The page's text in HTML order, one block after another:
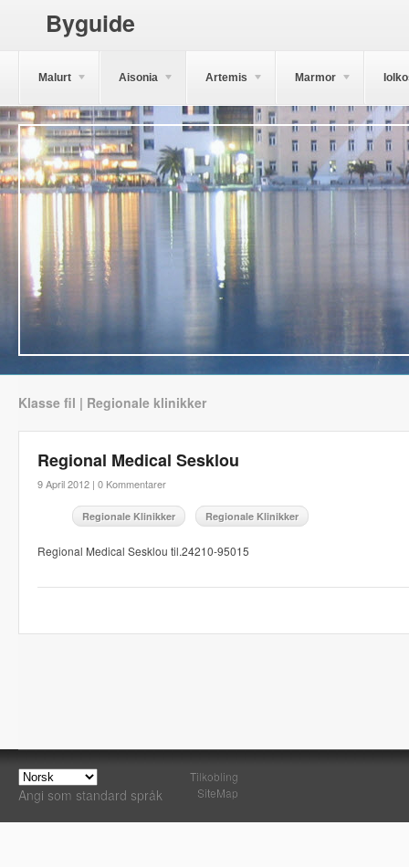
Byguide
Malurt Aisonia Artemis Marmor
Klasse fil | Regionale klinikker
Regional Medical Sesklou
9 April 2012 | 0 Kommentarer
Regionale Klinikker Regionale Klinikker
Regional Medical Sesklou til.24210-95015
Angi som standard språk
Tilkobling
SiteMap